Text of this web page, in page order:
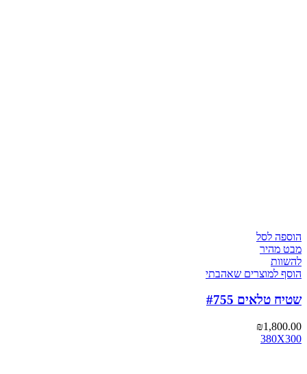
הוספה לסל
מבט מהיר
להשוות
הוסף למוצרים שאהבתי
שטיח טלאים #755
₪1,800.00
380X300